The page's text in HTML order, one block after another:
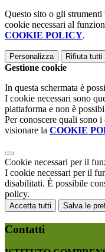
Questo sito o gli
cookie necessari al
COOKIE POLICY.
Personalizza Rifiuta tutti
Gestione cookie
In questa schermata è
I cookie necessari sono
piattaforma e non è
Per conoscere quali sono
visionare la COOKIE
Cookie necessari per il
I cookie necessari per il
disabilitati. È possibile
policy.
Accetta tutti Salva le
Contatti